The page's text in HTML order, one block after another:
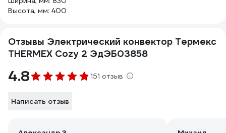
Высота, мм: 400
Отзывы Электрический конвектор Термекс
THERMEX Cozy 2 ЭдЭБ03858
4.8 151 отзыв
Написать отзыв